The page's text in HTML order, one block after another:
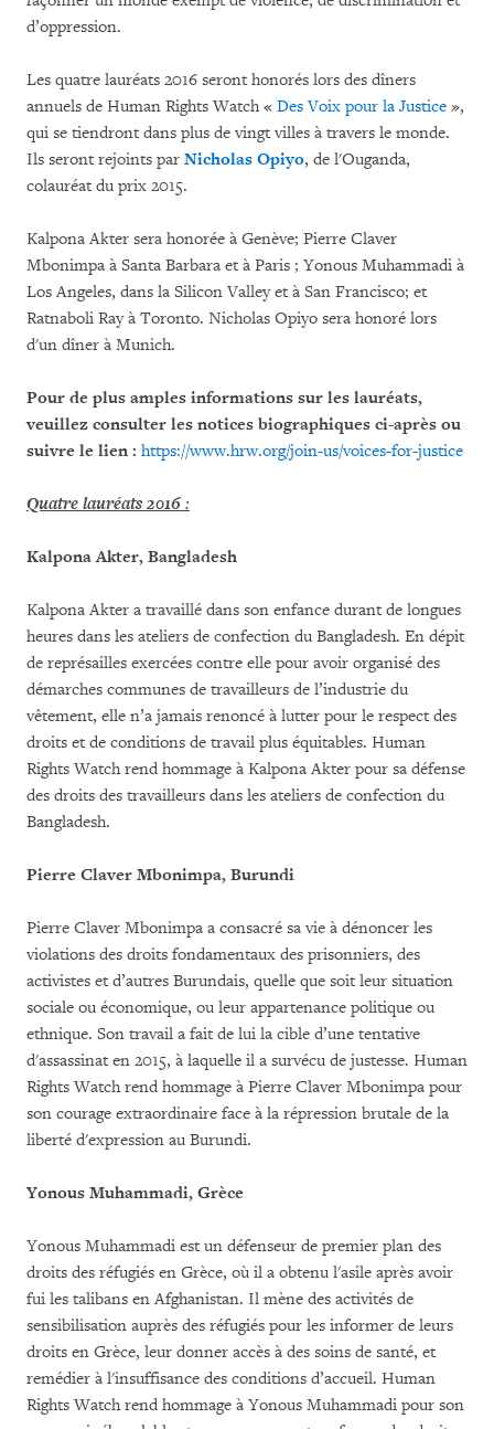
d’oppression.
Les quatre lauréats 2016 seront honorés lors des dîners
annuels de Human Rights Watch « Des Voix pour la Justice »,
qui se tiendront dans plus de vingt villes à travers le monde.
Ils seront rejoints par Nicholas Opiyo, de l'Ouganda,
colauréat du prix 2015.
Kalpona Akter sera honorée à Genève; Pierre Claver
Mbonimpa à Santa Barbara et à Paris ; Yonous Muhammadi à
Los Angeles, dans la Silicon Valley et à San Francisco; et
Ratnaboli Ray à Toronto. Nicholas Opiyo sera honoré lors
d'un dîner à Munich.
Pour de plus amples informations sur les lauréats,
veuillez consulter les notices biographiques ci-après ou
suivre le lien : https://www.hrw.org/join-us/voices-for-justice
Quatre lauréats 2016 :
Kalpona Akter, Bangladesh
Kalpona Akter a travaillé dans son enfance durant de longues
heures dans les ateliers de confection du Bangladesh. En dépit
de représailles exercées contre elle pour avoir organisé des
démarches communes de travailleurs de l’industrie du
vêtement, elle n’a jamais renoncé à lutter pour le respect des
droits et de conditions de travail plus équitables. Human
Rights Watch rend hommage à Kalpona Akter pour sa défense
des droits des travailleurs dans les ateliers de confection du
Bangladesh.
Pierre Claver Mbonimpa, Burundi
Pierre Claver Mbonimpa a consacré sa vie à dénoncer les
violations des droits fondamentaux des prisonniers, des
activistes et d’autres Burundais, quelle que soit leur situation
sociale ou économique, ou leur appartenance politique ou
ethnique. Son travail a fait de lui la cible d’une tentative
d'assassinat en 2015, à laquelle il a survécu de justesse. Human
Rights Watch rend hommage à Pierre Claver Mbonimpa pour
son courage extraordinaire face à la répression brutale de la
liberté d'expression au Burundi.
Yonous Muhammadi, Grèce
Yonous Muhammadi est un défenseur de premier plan des
droits des réfugiés en Grèce, où il a obtenu l'asile après avoir
fui les talibans en Afghanistan. Il mène des activités de
sensibilisation auprès des réfugiés pour les informer de leurs
droits en Grèce, leur donner accès à des soins de santé, et
remédier à l'insuffisance des conditions d’accueil. Human
Rights Watch rend hommage à Yonous Muhammadi pour son